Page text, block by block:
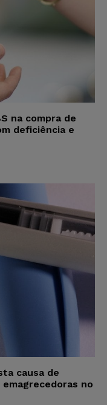
na compra de
deficiência e
causa de
no